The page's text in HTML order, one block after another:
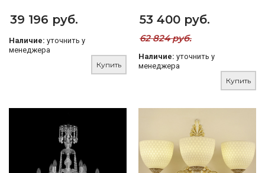
39 196 руб.
Наличие: уточнить у
менеджера
Купить
53 400 руб.
62 824 руб.
Наличие: уточнить у
менеджера
Купить